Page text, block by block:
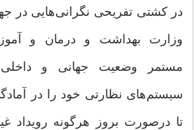
در کشتی تفریحی نگرانی‌هایی در
وزارت بهداشت و درمان و
مستمر وضعیت جهانی و
سیستم‌های نظارتی خود را در
تا درصورت بروز هرگونه